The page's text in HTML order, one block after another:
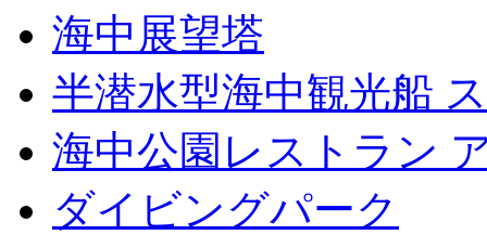
海中展望塔
半潜水型海中観光船
海中公園レストラン
ダイビングパーク